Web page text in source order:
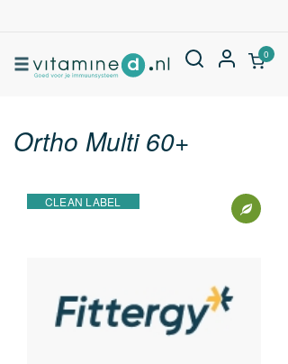
0
Ortho Multi 60+
CLEAN LABEL